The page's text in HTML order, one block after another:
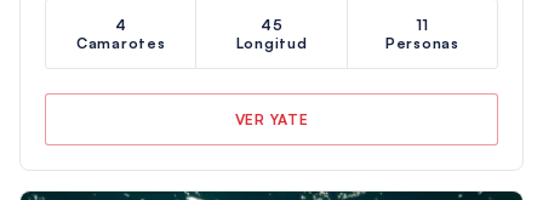
4
Camarotes
45
Longitud
11
Personas
VER YATE